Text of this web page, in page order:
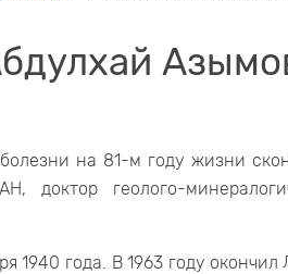
на 81-м году жизни
доктор геолого-
1940 года. В 1963 году